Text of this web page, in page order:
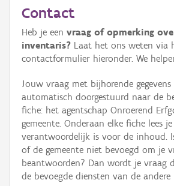
Erfgoedobject
Aanduidingsobject
Waarneming
Thema
Gebeurtenis
Persoon of collectief
Contact
Heb je een vraag of opmerking
inventaris? Laat het ons weten via
contactformulier hieronder. We
Jouw vraag met bijhorende gegevens
automatisch doorgestuurd naar de
fiche: het agentschap Onroerend
gemeente. Onderaan elke fiche lees
verantwoordelijk is voor de inhoud.
of de gemeente niet bevoegd om je
beantwoorden? Dan wordt je vraag
de bevoegde diensten van de